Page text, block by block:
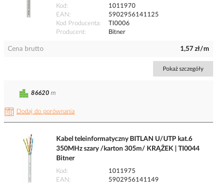
Kod
1011970
EAN
5902956141125
Kod Producenta
TI0006
Producent
Bitner
Cena brutto 1,57 zł/m
Pokaż szczegóły
Dodaj do porównania
86620 m
Kabel teleinformatyczny BITLAN U/UTP kat.6
350MHz szary /karton 305m/ KRĄŻEK | TI0044
Bitner
Kod
1011975
EAN
5902956141149